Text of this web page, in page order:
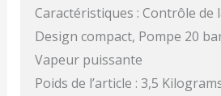
Caractéristiques : Contrôle de
Design compact, Pompe 20
Vapeur puissante
Poids de l’article : 3,5